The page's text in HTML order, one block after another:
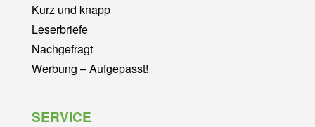
Kurz und knapp
Leserbriefe
Nachgefragt
Werbung – Aufgepasst!
SERVICE